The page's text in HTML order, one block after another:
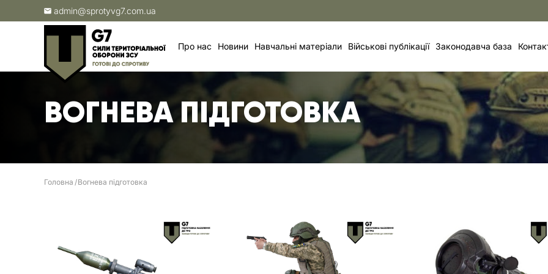
admin@sprotyvg7.com.ua
Про нас Новини Навчальні матеріали Військові публікації Законодавча база
ВОГНЕВА ПІДГОТОВКА
Головна Вогнева підготовка